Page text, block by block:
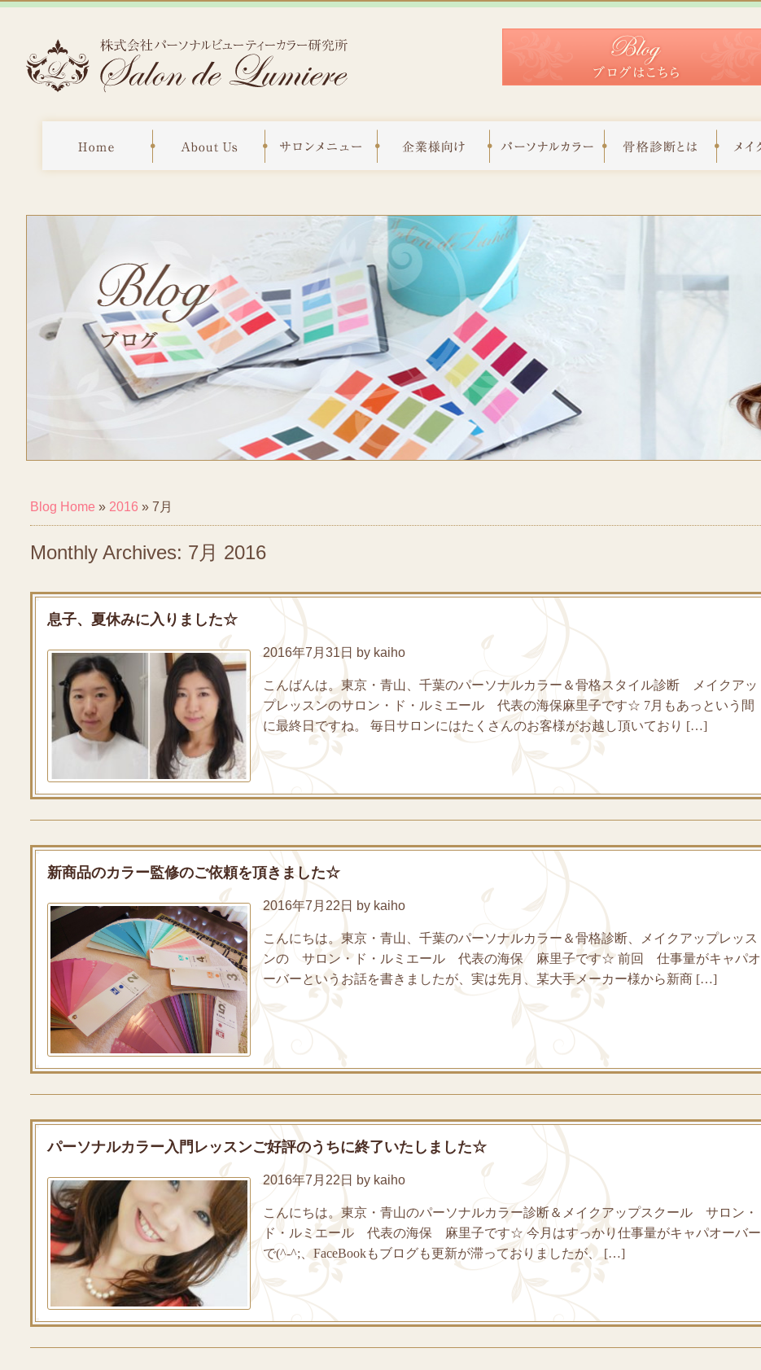
Blog Home » 2016 » 7月
Monthly Archives: 7月 2016
息子、夏休みに入りました☆
2016年7月31日 by kaiho
こんばんは。東京・青山、千葉のパーソナルカラー＆骨格スタイル診断 メイクアッ
プレッスンのサロン・ド・ルミエール 代表の海保麻里子です☆ 7月もあっという間
に最終日ですね。 毎日サロンにはたくさんのお客様がお越し頂いており […]
新商品のカラー監修のご依頼を頂きました☆
2016年7月22日 by kaiho
こんにちは。東京・青山、千葉のパーソナルカラー＆骨格診断、メイクアップレッス
ンの サロン・ド・ルミエール 代表の海保 麻里子です☆ 前回 仕事量がキャパオ
ーバーというお話を書きましたが、実は先月、某大手メーカー様から新商 […]
パーソナルカラー入門レッスンご好評のうちに終了いたしました☆
2016年7月22日 by kaiho
こんにちは。東京・青山のパーソナルカラー診断＆メイクアップスクール サロン・
ド・ルミエール 代表の海保 麻里子です☆ 今月はすっかり仕事量がキャパオーバー
で(^-^;、FaceBookもブログも更新が滞っておりましたが、 […]